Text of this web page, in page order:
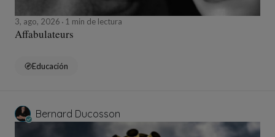
3, ago, 2026 1 min de lectura
Affabulateurs
Educación
Bernard Ducosson